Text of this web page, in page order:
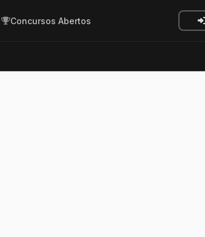
Concursos Abertos